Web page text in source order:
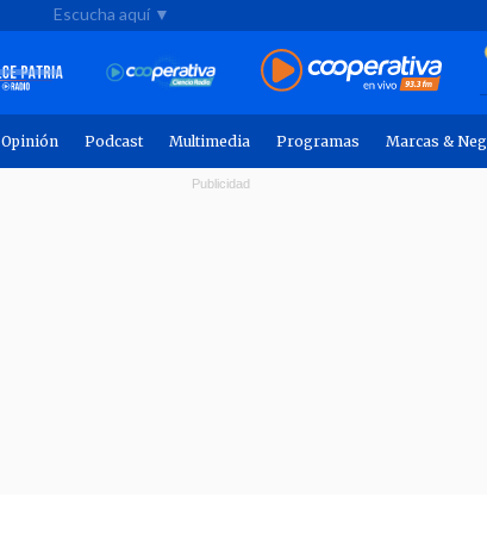
Escucha aquí ▼
Opinión Podcast Multimedia Programas Marcas &